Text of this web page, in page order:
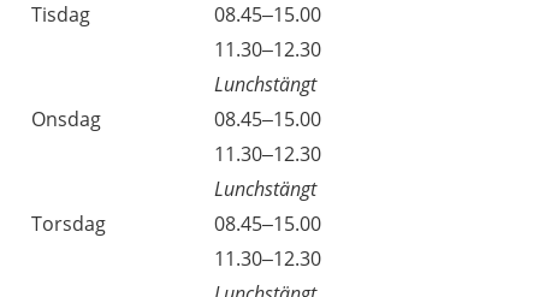
Tisdag
08.45–15.00
11.30–12.30
Lunchstängt
Onsdag
08.45–15.00
11.30–12.30
Lunchstängt
Torsdag
08.45–15.00
11.30–12.30